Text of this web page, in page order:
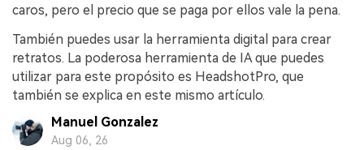
caros, pero el precio que se paga por ellos vale la pena.
También puedes usar la herramienta digital para crear
retratos. La poderosa herramienta de IA que puedes
utilizar para este propósito es HeadshotPro, que
también se explica en este mismo artículo.
Manuel Gonzalez
Aug 06, 26